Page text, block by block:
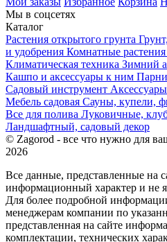
Мы в соцсетях
Каталог
Растения открытого грунта
и удобрения Комнатные растения
Климатическая техника Зимний
Кашпо и аксессуары к ним
Садовый инструмент
Мебель садовая Сауны, купели,
Все для полива Луковичные,
Ландшафтный, садовый декор
© Zagorod - все что нужно для
2026
Все данные, представленные на
информационный характер и не
Для более подробной
менеджерам компании по
представленная на сайте
комплектации, технических